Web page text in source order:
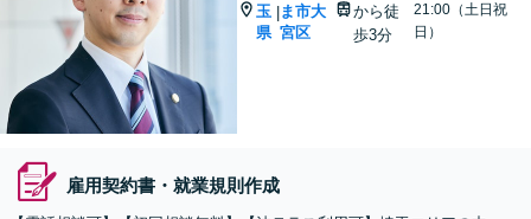
玉
県
|ま市大
宮区
から徒
歩3分
21:00（土日祝
日）
雇用契約書・就業規則作成